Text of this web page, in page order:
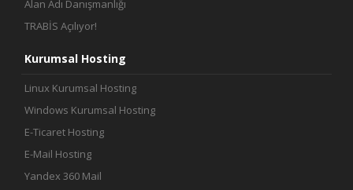
Alan Adı Danışmanlığı
TRABİS Açılıyor!
Kurumsal Hosting
Linux Kurumsal Hosting
Windows Kurumsal Hosting
E-Ticaret Hosting
E-Mail Hosting
Yandex 360 Mail